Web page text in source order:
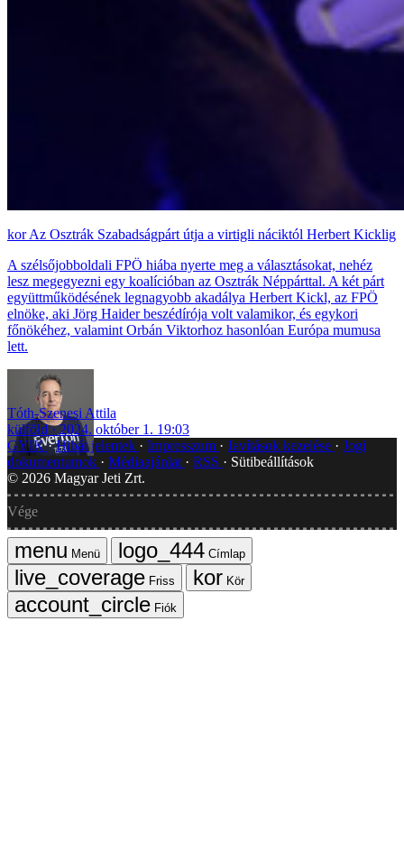
Az Osztrák Szabadságpárt útja a virtigli náciktól Herbert Kicklig
A szélsőjobboldali FPÖ hiába nyerte meg a választásokat, nehéz
lesz megegyezni egy koalícióban az Osztrák Néppárttal. A két párt
együttműködésének legnagyobb akadálya Herbert Kickl, az FPÖ
elnöke, aki Jörg Haider beszédírója volt valamikor, és egykori
főnökéhez, valamint Orbán Viktorhoz hasonlóan Európa mumusa
lett.
Tóth-Szenesi Attila
külföld
2024. október 1. 19:03
GYIK Hibát jelentek Impresszum Javítások kezelése
Jogi
dokumentumok
Médiaajánlat RSS
Sütibeállítások
© 2026 Magyar Jeti Zrt.
Vége
Menü
Címlap
Friss
Kör
Fiók